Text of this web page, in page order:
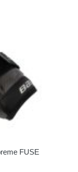
FUSE